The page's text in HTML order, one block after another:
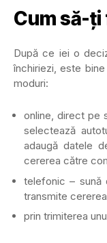
Cum să-
După ce iei o
închiriezi, este
moduri:
online, direct pe
selectează
adaugă datele
cererea către
telefonic – sună
transmite
prin trimiterea